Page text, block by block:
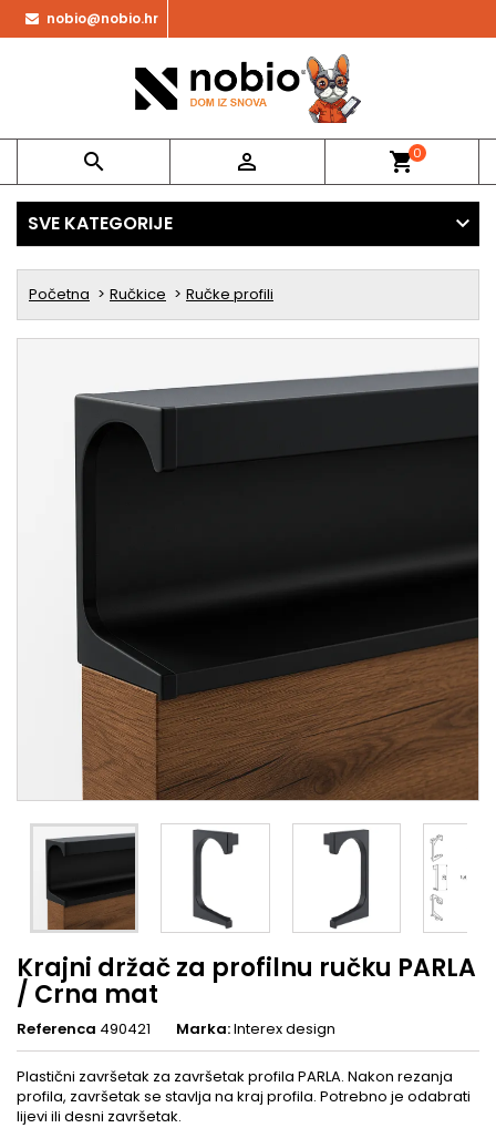
nobio@nobio.hr
  shopping_cart0
SVE KATEGORIJE
Početna Ručkice Ručke profili
Krajni držač za profilnu ručku PARLA
/ Crna mat
Referenca 490421 Marka:Interex design
Plastični završetak za završetak profila PARLA. Nakon rezanja
profila, završetak se stavlja na kraj profila. Potrebno je odabrati
lijevi ili desni završetak.